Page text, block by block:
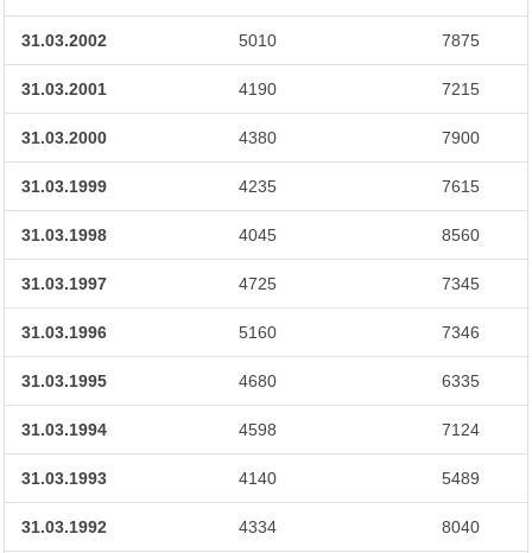
31.03.2002 5010 7875
31.03.2001 4190 7215
31.03.2000 4380 7900
31.03.1999 4235 7615
31.03.1998 4045 8560
31.03.1997 4725 7345
31.03.1996 5160 7346
31.03.1995 4680 6335
31.03.1994 4598 7124
31.03.1993 4140 5489
31.03.1992 4334 8040